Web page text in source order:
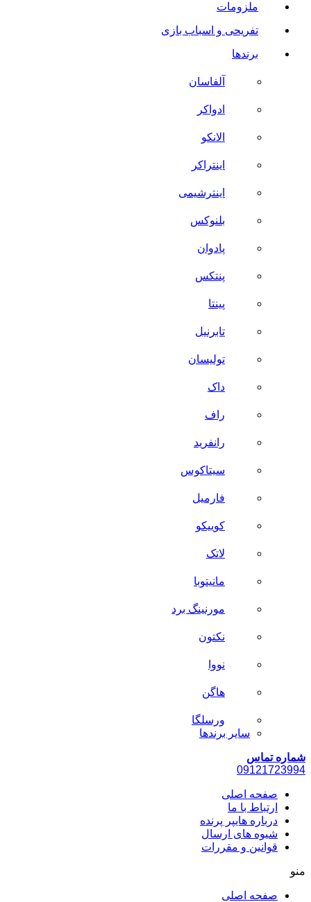
ملزومات
تفریحی و اسباب بازی
برندها
آلفاسان
ادواکر
الانکو
اینتراکر
اینترشیمی
بلنوکس
پادوان
پنتکس
پینتا
تابرنیل
تولیسان
داک
راف
رانفرید
سیتاکوس
فارمیل
کوییکو
لاتک
مانیتوبا
مورنینگ برد
نکتون
نووا
هاگن
ورسلگا
سایر برند‌ها
شماره تماس
09121723994
صفحه اصلی
ارتباط با ما
درباره هایپر پرنده
شیوه های ارسال
قوانین و مقررات
منو
صفحه اصلی